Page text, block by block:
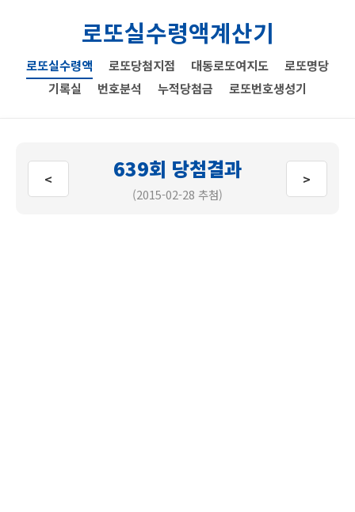
로또실수령액계산기
로또실수령액 로또당첨지점 대동로또여지도
로또명당
기록실
번호분석 누적당첨금 로또번호생성기
< 639회 당첨결과
(2015-02-28 추첨)
>